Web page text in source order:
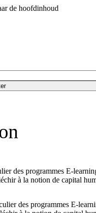
de hoofdinhoud
des programmes E-
à la notion de capital
des programmes E-